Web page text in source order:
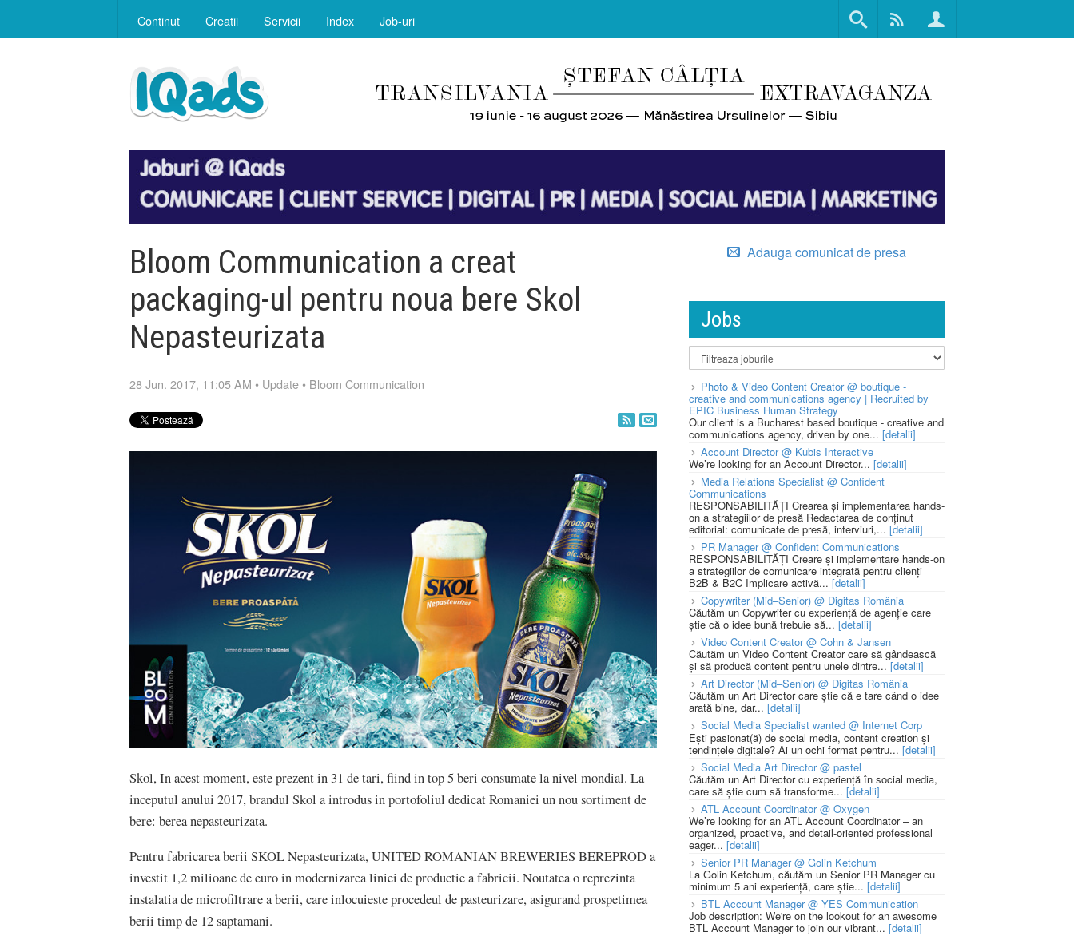
Continut Creatii Servicii Index Job-uri
Bloom Communication a creat
packaging-ul pentru noua bere Skol
Nepasteurizata
28 Jun. 2017, 11:05 AM • Update • Bloom Communication
Skol, In acest moment, este prezent in 31 de tari, fiind in top 5 beri consumate la nivel mondial. La
inceputul anului 2017, brandul Skol a introdus in portofoliul dedicat Romaniei un nou sortiment de
bere: berea nepasteurizata.
Pentru fabricarea berii SKOL Nepasteurizata, UNITED ROMANIAN BREWERIES BEREPROD a
investit 1,2 milioane de euro in modernizarea liniei de productie a fabricii. Noutatea o reprezinta
instalatia de microfiltrare a berii, care inlocuieste procedeul de pasteurizare, asigurand prospetimea
berii timp de 12 saptamani.
Adauga comunicat de presa
Jobs
Photo & Video Content Creator @ boutique -
creative and communications agency | Recruited by
EPIC Business Human Strategy
Our client is a Bucharest based boutique - creative and
communications agency, driven by one... [detalii]
Account Director @ Kubis Interactive
We’re looking for an Account Director... [detalii]
Media Relations Specialist @ Confident
Communications
RESPONSABILITĂȚI Crearea și implementarea hands-
on a strategiilor de presă Redactarea de conținut
editorial: comunicate de presă, interviuri,... [detalii]
PR Manager @ Confident Communications
RESPONSABILITĂȚI Creare și implementare hands-on
a strategiilor de comunicare integrată pentru clienți
B2B & B2C Implicare activă... [detalii]
Copywriter (Mid–Senior) @ Digitas România
Căutăm un Copywriter cu experiență de agenție care
știe că o idee bună trebuie să... [detalii]
Video Content Creator @ Cohn & Jansen
Căutăm un Video Content Creator care să gândească
și să producă content pentru unele dintre... [detalii]
Art Director (Mid–Senior) @ Digitas România
Căutăm un Art Director care știe că e tare când o idee
arată bine, dar... [detalii]
Social Media Specialist wanted @ Internet Corp
Ești pasionat(ă) de social media, content creation și
tendințele digitale? Ai un ochi format pentru... [detalii]
Social Media Art Director @ pastel
Căutăm un Art Director cu experiență în social media,
care să știe cum să transforme... [detalii]
ATL Account Coordinator @ Oxygen
We’re looking for an ATL Account Coordinator – an
organized, proactive, and detail-oriented professional
eager... [detalii]
Senior PR Manager @ Golin Ketchum
La Golin Ketchum, căutăm un Senior PR Manager cu
minimum 5 ani experiență, care știe... [detalii]
BTL Account Manager @ YES Communication
Job description: We're on the lookout for an awesome
BTL Account Manager to join our vibrant... [detalii]